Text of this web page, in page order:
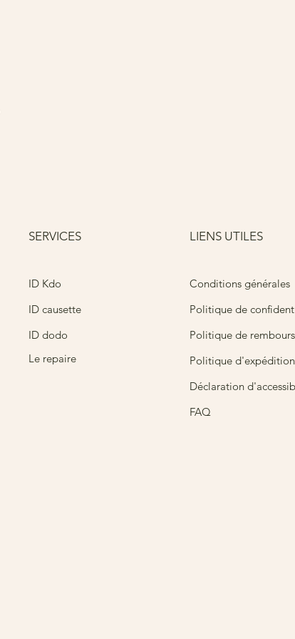
SERVICES
ID Kdo
ID causette
ID dodo
Le repaire
LIENS UTILES
Conditions générales
Politique de
Politique de
Politique d'expédition
Déclaration
FAQ